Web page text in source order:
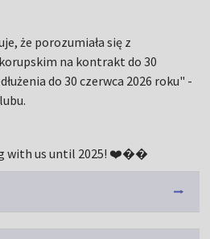
że porozumiała się z
na kontrakt do 30
do 30 czerwca 2026 roku" -
with us until 2025! ❤️��